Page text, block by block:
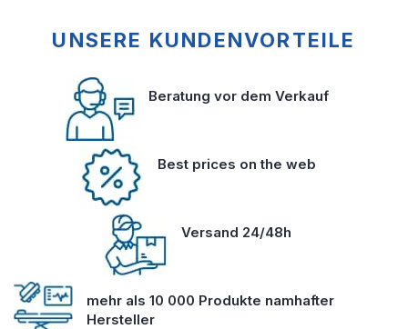
UNSERE KUNDENVORTEILE
Beratung vor dem Verkauf
Best prices on the web
Versand 24/48h
mehr als 10 000 Produkte namhafter
Hersteller